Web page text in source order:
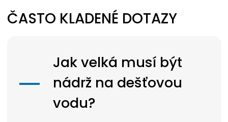
ČASTO KLADENÉ DOTAZY
Jak velká musí být
nádrž na dešťovou
vodu?